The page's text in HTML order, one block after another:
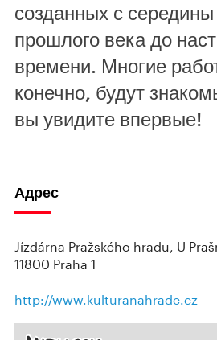
созданных с
прошлого века до
времени. Многие
конечно, будут
вы увидите впервые!
Адрес
Jízdárna Pražského hradu, U
11800 Praha 1
http://www.kulturanahrade.cz